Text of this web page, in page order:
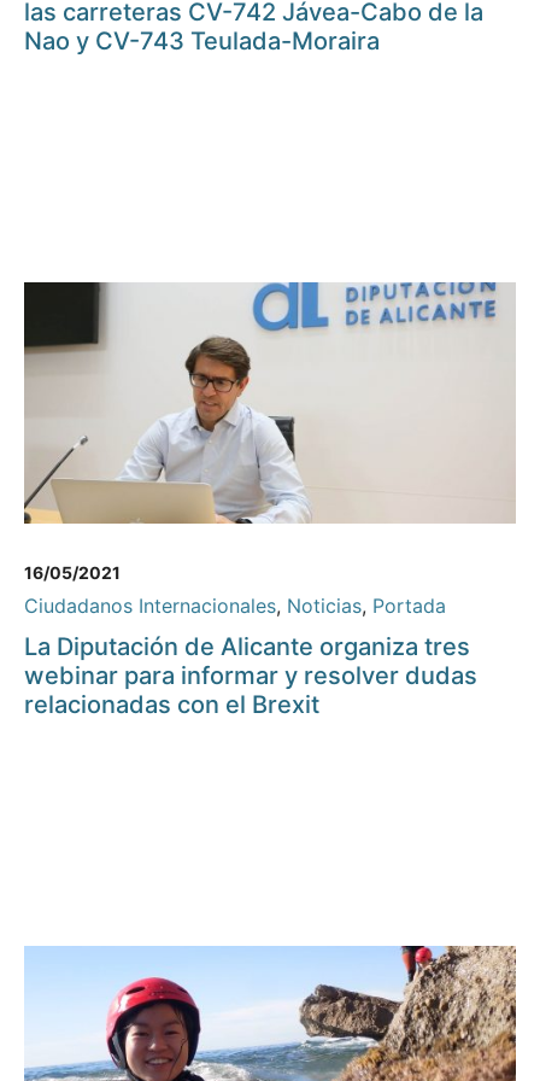
las carreteras CV-742 Jávea-Cabo de la
Nao y CV-743 Teulada-Moraira
16/05/2021
Ciudadanos Internacionales, Noticias, Portada
La Diputación de Alicante organiza tres
webinar para informar y resolver dudas
relacionadas con el Brexit